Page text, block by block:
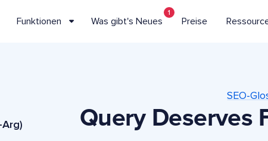
Funktionen Was gibt's Neues
1
Preise
SEO-
Query Deserves